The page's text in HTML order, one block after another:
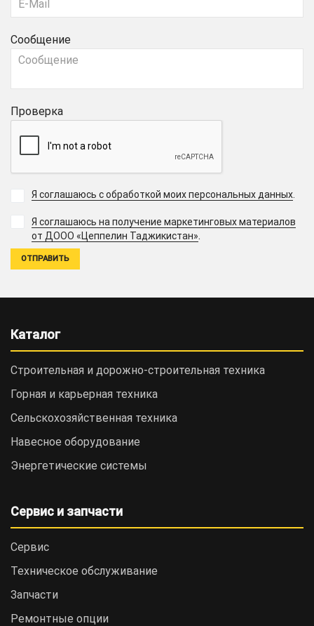
Сообщение
Проверка
Я соглашаюсь с обработкой моих персональных данных
Я соглашаюсь на получение маркетинговых материалов
от ДООО «Цеппелин Таджикистан».
Каталог
Строительная и дорожно-cтроительная техника
Горная и карьерная техника
Сельскохозяйственная техника
Навесное оборудование
Энергетические системы
Сервис и запчасти
Сервис
Техническое обслуживание
Запчасти
Ремонтные опции